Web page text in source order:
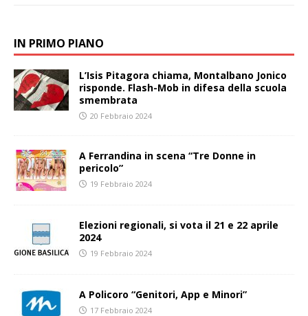
IN PRIMO PIANO
L’Isis Pitagora chiama, Montalbano Jonico
risponde. Flash-Mob in difesa della scuola
smembrata
20 Febbraio 2024
A Ferrandina in scena “Tre Donne in
pericolo”
19 Febbraio 2024
Elezioni regionali, si vota il 21 e 22 aprile
2024
19 Febbraio 2024
A Policoro “Genitori, App e Minori”
17 Febbraio 2024